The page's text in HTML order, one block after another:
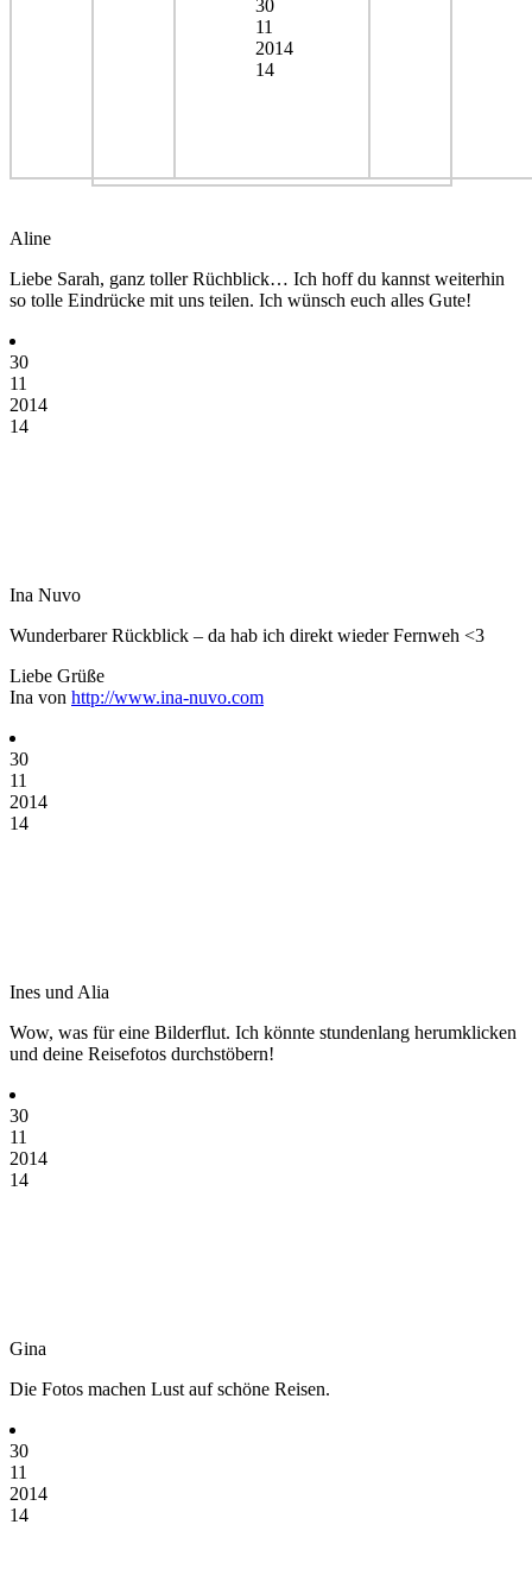
30
11
2014
14
Aline
Liebe Sarah, ganz toller Rüchblick… Ich hoff du kannst weiterhin
so tolle Eindrücke mit uns teilen. Ich wünsch euch alles Gute!
30
11
2014
14
Ina Nuvo
Wunderbarer Rückblick – da hab ich direkt wieder Fernweh <3
Liebe Grüße
Ina von http://www.ina-nuvo.com
30
11
2014
14
Ines und Alia
Wow, was für eine Bilderflut. Ich könnte stundenlang herumklicken
und deine Reisefotos durchstöbern!
30
11
2014
14
Gina
Die Fotos machen Lust auf schöne Reisen.
30
11
2014
14